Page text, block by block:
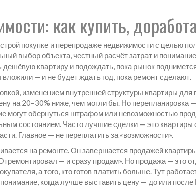
как купить,
покупке и перепродаже недвижимости с целью
выбор объекта, честный расчёт затрат и
дешёвую квартиру и подождать, пока рынок
— и не будет ждать год, пока ремонт сделают.
, изменением внутренней структуры квартиры
на 20–30% ниже, чем могли бы. Но перепланировка
могут обернуться штрафом или невозможностью
состоянием. Часто лучшие сделки — это
Главное — не переплатить за «возможности».
на ремонте. Он завершается продажей
— и сразу продам». Но продажа — это
а того, кто готов платить больше. Тут
когда лучше выставить цену — до или после